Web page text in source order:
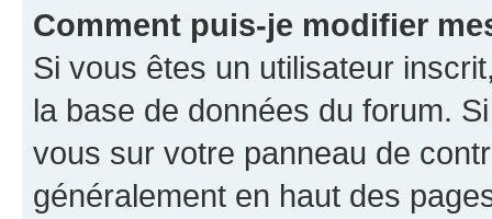
Comment puis-je modifier
Si vous êtes un utilisateur
la base de données du forum.
vous sur votre panneau de
généralement en haut des